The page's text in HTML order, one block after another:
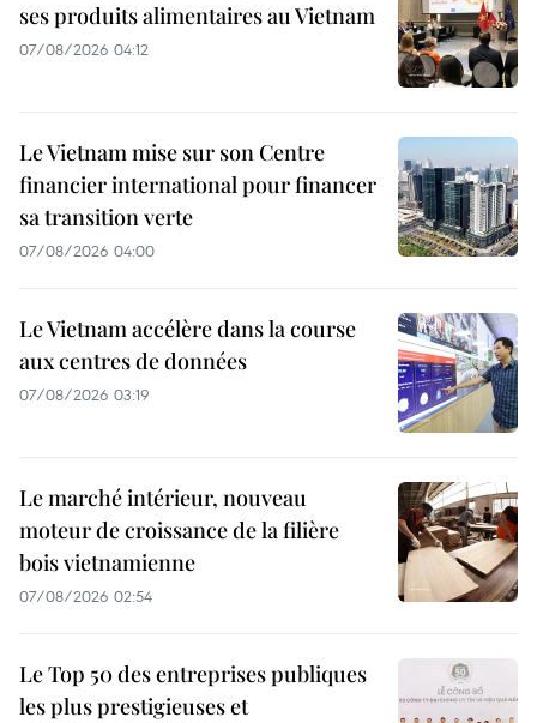
ses produits alimentaires au Vietnam
07/08/2026 04:12
Le Vietnam mise sur son Centre
financier international pour financer
sa transition verte
07/08/2026 04:00
Le Vietnam accélère dans la course
aux centres de données
07/08/2026 03:19
Le marché intérieur, nouveau
moteur de croissance de la filière
bois vietnamienne
07/08/2026 02:54
Le Top 50 des entreprises publiques
les plus prestigieuses et